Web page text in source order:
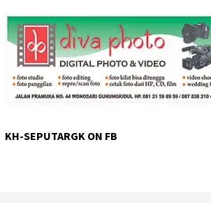
KH-SEPUTARGK ON FB